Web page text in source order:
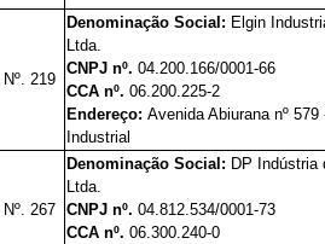
Nº. 219
Denominação Social: Elgin
Ltda.
CNPJ nº.04.200.166/0001-66
CCA nº.06.200.225-2
Endereço:Avenida Abiurana nº
Industrial
Nº. 267
Denominação Social: DP Indústria
Ltda.
CNPJ nº.04.812.534/0001-73
CCA nº.06.300.240-0